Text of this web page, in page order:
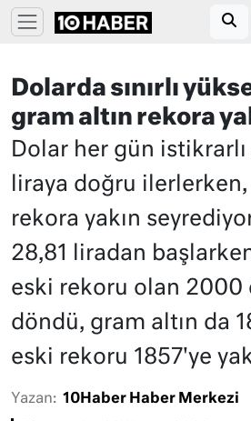
Dolarda sınırlı
gram altın rekora
Dolar her gün
liraya doğru
rekora yakın
28,81 liradan
eski rekoru olan 2000
döndü, gram altın da
eski rekoru 1857'ye
Yazan: 10Haber Haber Merkezi